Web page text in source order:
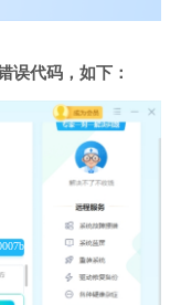
误代码，如下：